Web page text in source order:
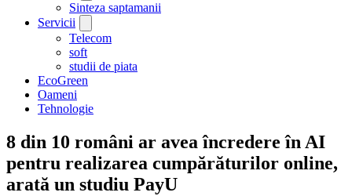
Sinteza saptamanii
Servicii
Telecom
soft
studii de piata
EcoGreen
Oameni
Tehnologie
8 din 10 români ar avea încredere în AI
pentru realizarea cumpărăturilor online,
arată un studiu PayU